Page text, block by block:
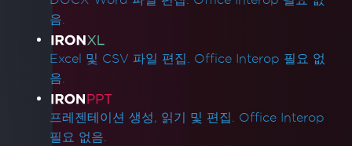
음.
Excel 및 CSV 파일 편집. Office Interop 필요 없
음.
프레젠테이션 생성, 읽기 및 편집. Office Interop
필요 없음.